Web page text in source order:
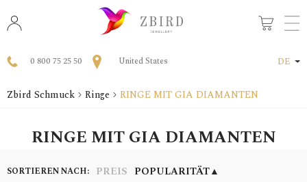
0 800 75 25 50 United States DE
Zbird Schmuck Ringe RINGE MIT GIA DIAMANTEN
RINGE MIT GIA DIAMANTEN
SORTIEREN NACH: PREIS POPULARITÄT▲